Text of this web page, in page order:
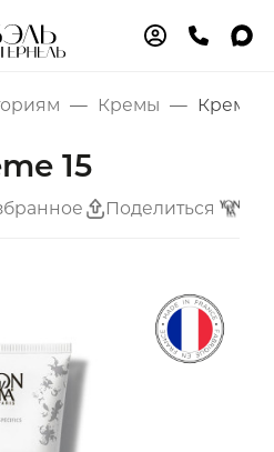
Кремы Крем 15
15
Поделиться